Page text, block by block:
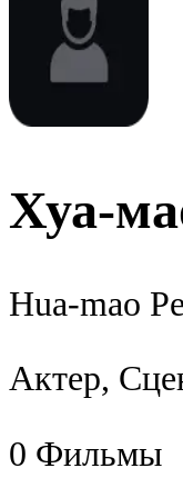
Хуа-
Hua-mao
Актер,
0 Фильмы